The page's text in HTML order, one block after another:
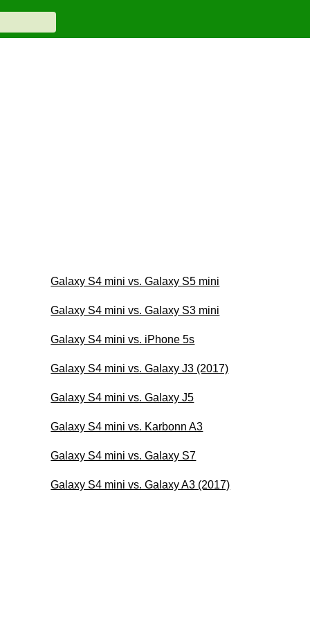
Galaxy S4 mini vs. Galaxy S5 mini
Galaxy S4 mini vs. Galaxy S3 mini
Galaxy S4 mini vs. iPhone 5s
Galaxy S4 mini vs. Galaxy J3 (2017)
Galaxy S4 mini vs. Galaxy J5
Galaxy S4 mini vs. Karbonn A3
Galaxy S4 mini vs. Galaxy S7
Galaxy S4 mini vs. Galaxy A3 (2017)